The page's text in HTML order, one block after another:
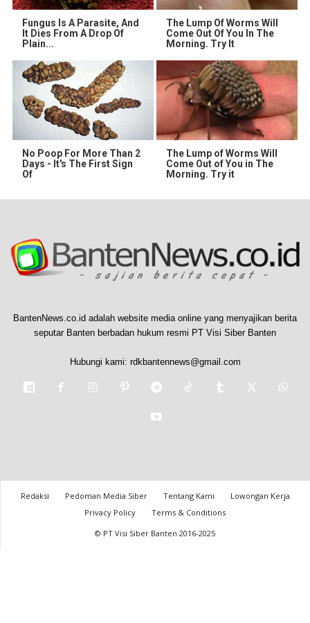
Fungus Is A Parasite, And
It Dies From A Drop Of
Plain...
The Lump Of Worms Will
Come Out Of You In The
Morning. Try It
No Poop For More Than 2
Days - It's The First Sign
Of
The Lump of Worms Will
Come Out of You in The
Morning. Try it
BantenNews.co.id adalah website media online yang menyajikan berita
seputar Banten berbadan hukum resmi PT Visi Siber Banten
Hubungi kami: rdkbantennews@gmail.com
Redaksi Pedoman Media Siber Tentang Kami
Lowongan Kerja
Privacy Policy
Terms & Conditions
© PT Visi Siber Banten 2016-2025